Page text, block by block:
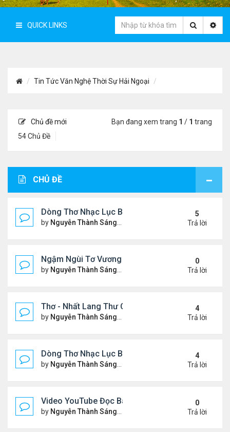
QUICK LINKS
Tin Tức Văn Nghệ Thời Sự Hải Ngoại
Chủ đề mới
54 Chủ Đề
Bạn đang xem trang 1 / 1 trang
CHỦ ĐỀ
Dòng Thơ Nhạc Lục Bát Trích Đoạn - Gõ Google:
by Nguyễn Thành Sáng Thứ 5 Tháng 7 23, 2026 8:01
5
Trả lời
Ngậm Ngùi Tơ Vương - Video YouTube ngâm bài
by Nguyễn Thành Sáng Thứ 6 Tháng 7 24, 2026 9:50
0
Trả lời
Thơ - Nhất Lang Thư Quán (từ khóa Google)
by Nguyễn Thành Sáng Thứ 2 Tháng 7 13, 2026 7:17
4
Trả lời
Dòng Thơ Nhạc Lục Bát (2)
by Nguyễn Thành Sáng Thứ 5 Tháng 7 02, 2026 8:51
4
Trả lời
Video YouTube Đọc Bài Thơ "Nỗi Niềm Bên Sương
by Nguyễn Thành Sáng Thứ 3 Tháng 7 07, 2026 10:06
0
Trả lời